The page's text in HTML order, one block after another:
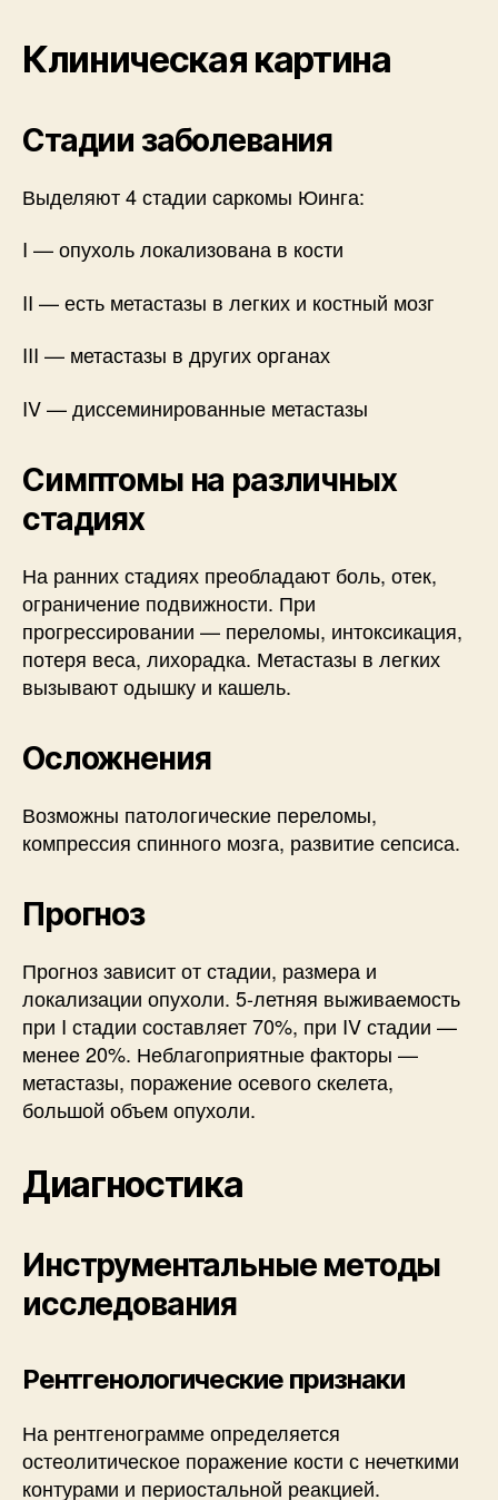
Клиническая картина
Стадии заболевания
Выделяют 4 стадии саркомы Юинга:
I — опухоль локализована в кости
II — есть метастазы в легких и костный мозг
III — метастазы в других органах
IV — диссеминированные метастазы
Симптомы на различных
стадиях
На ранних стадиях преобладают боль, отек,
ограничение подвижности. При
прогрессировании — переломы, интоксикация,
потеря веса, лихорадка. Метастазы в легких
вызывают одышку и кашель.
Осложнения
Возможны патологические переломы,
компрессия спинного мозга, развитие сепсиса.
Прогноз
Прогноз зависит от стадии, размера и
локализации опухоли. 5-летняя выживаемость
при I стадии составляет 70%, при IV стадии —
менее 20%. Неблагоприятные факторы —
метастазы, поражение осевого скелета,
большой объем опухоли.
Диагностика
Инструментальные методы
исследования
Рентгенологические признаки
На рентгенограмме определяется
остеолитическое поражение кости с нечеткими
контурами и периостальной реакцией.